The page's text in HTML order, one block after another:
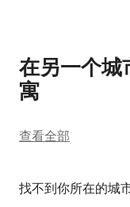
在另一个城
寓
查看全部
找不到你所在的城